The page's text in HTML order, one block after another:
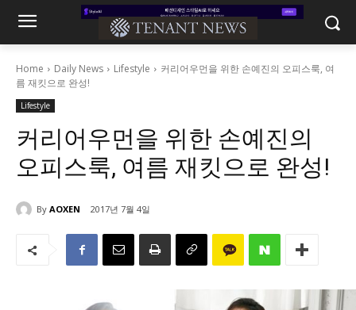
Home Daily News Lifestyle
커리어우먼을 위한 손예진의 오피스룩, 여
름 재킷으로 완성!
Lifestyle
커리어우먼을 위한 손예진의
오피스룩, 여름 재킷으로 완성!
By AOXEN 2017년 7월 4일